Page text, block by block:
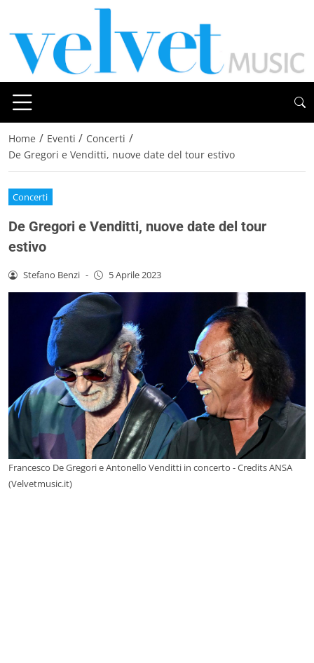
Home / Eventi / Concerti /
De Gregori e Venditti, nuove date del tour estivo
Concerti
De Gregori e Venditti, nuove date del tour
estivo
Stefano Benzi - 5 Aprile 2023
Francesco De Gregori e Antonello Venditti in concerto - Credits ANSA
(Velvetmusic.it)